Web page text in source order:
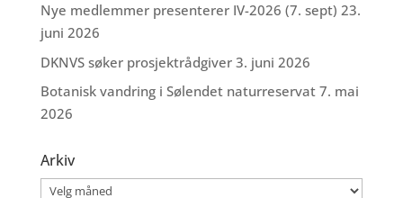
Nye medlemmer presenterer IV-2026 (7. sept) 23.
juni 2026
DKNVS søker prosjektrådgiver 3. juni 2026
Botanisk vandring i Sølendet naturreservat 7. mai
2026
Arkiv
Arkiv